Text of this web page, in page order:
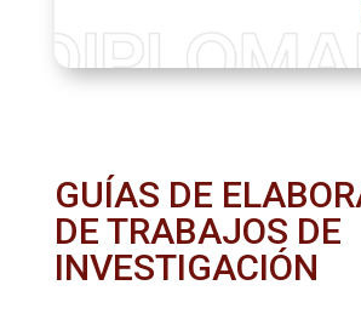
GUÍAS DE
DE TRABAJOS DE
INVESTIGACIÓN